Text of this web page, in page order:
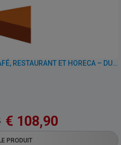
TABLE AVEC PIED PLIABLE DE CAFÉ, RESTAURANT ET HORECA – DUBLIN ORANGE – 70×70 CM
€ 108,90
PRODUIT